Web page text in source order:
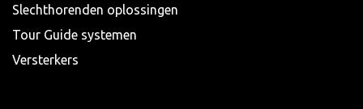
Slechthorenden oplossingen
Tour Guide systemen
Versterkers